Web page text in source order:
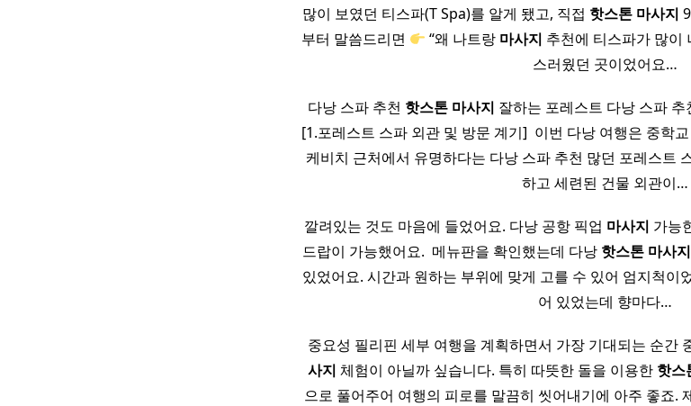
많이 보였던 티스파(T Spa)를 알게 됐고, 직접 핫스톤 마사지
부터 말씀드리면
“왜 나트랑 마사지 추천에 티스파가 많이
스러웠던 곳이었어요…
다낭 스파 추천 핫스톤 마사지 잘하는 포레스트 다낭 스파 추
[1.포레스트 스파 외관 및 방문 계기] ​ 이번 다낭 여행은 중학
케비치 근처에서 유명하다는 다낭 스파 추천 많던 포레스트
하고 세련된 건물 외관이…
깔려있는 것도 마음에 들었어요. 다낭 공항 픽업 마사지 가능
드랍이 가능했어요. ​ 메뉴판을 확인했는데 다낭 핫스톤 마사지
있었어요. 시간과 원하는 부위에 맞게 고를 수 있어 엄지척이
어 있었는데 향마다…
중요성 필리핀 세부 여행을 계획하면서 가장 기대되는 순간
사지 체험이 아닐까 싶습니다. 특히 따뜻한 돌을 이용한 핫스
으로 풀어주어 여행의 피로를 말끔히 씻어내기에 아주 좋죠.